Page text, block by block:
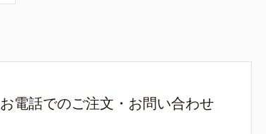
お電話でのご注文・お問い合わせ